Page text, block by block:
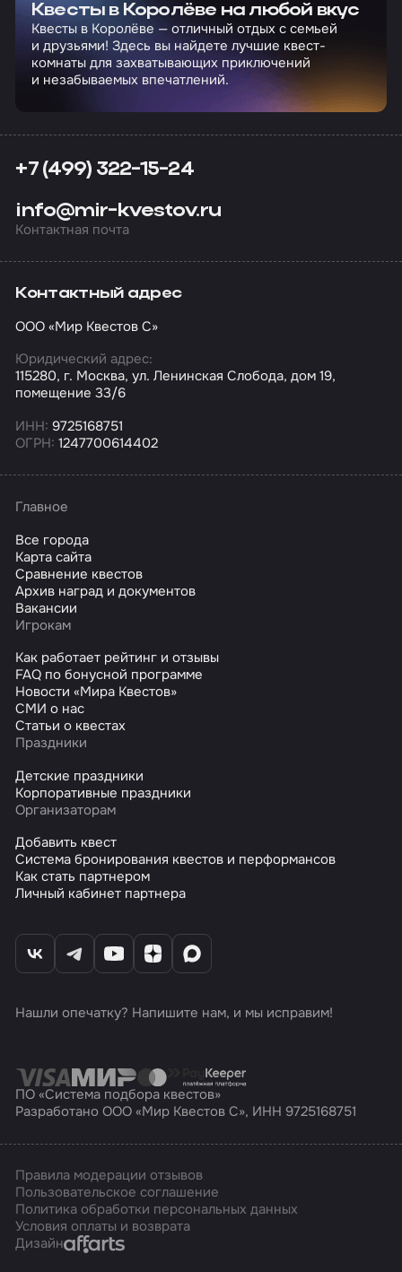
Квесты в Королёве на любой вкус
Квесты в Королёве — отличный отдых с семьей
и друзьями! Здесь вы найдете лучшие квест-
комнаты для захватывающих приключений
и незабываемых впечатлений.
+7 (499) 322-15-24
info@mir-kvestov.ru
Контактная почта
Контактный адрес
ООО «Мир Квестов С»
Юридический адрес:
115280, г. Москва, ул. Ленинская Слобода, дом 19,
помещение 33/6
ИНН: 9725168751
ОГРН: 1247700614402
Главное
Все города
Карта сайта
Сравнение квестов
Архив наград и документов
Вакансии
Игрокам
Как работает рейтинг и отзывы
FAQ по бонусной программе
Новости «Мира Квестов»
СМИ о нас
Статьи о квестах
Праздники
Детские праздники
Корпоративные праздники
Организаторам
Добавить квест
Система бронирования квестов и перформансов
Как стать партнером
Личный кабинет партнера
Нашли опечатку? Напишите нам, и мы исправим!
ПО «Система подбора квестов»
Разработано ООО «Мир Квестов С», ИНН 9725168751
Правила модерации отзывов
Пользовательское соглашение
Политика обработки персональных данных
Условия оплаты и возврата
ДизайнAffarts